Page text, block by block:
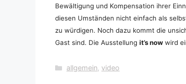
Bewältigung und Kompensation ihrer
diesen Umständen nicht einfach als
zu würdigen. Noch dazu kommt die
Gast sind. Die Ausstellung it’s now wird
Kategorien
allgemein video